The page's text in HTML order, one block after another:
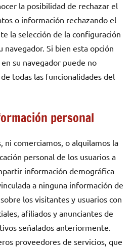
la posibilidad de rechazar el
o información rechazando el
la selección de la configuración
navegador. Si bien esta opción
su navegador puede no
todas las funcionalidades del
personal
ni comerciamos, o alquilamos la
personal de los usuarios a
información demográfica
a ninguna información de
los visitantes y usuarios con
afiliados y anunciantes de
señalados anteriormente.
proveedores de servicios, que